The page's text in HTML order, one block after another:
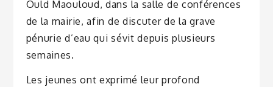
Ould Maouloud, dans la salle de conférences
de la mairie, afin de discuter de la grave
pénurie d’eau qui sévit depuis plusieurs
semaines.
Les jeunes ont exprimé leur profond